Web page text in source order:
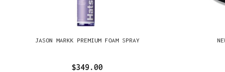
JASON MARKK PREMIUM FOAM SPRAY
$349.00